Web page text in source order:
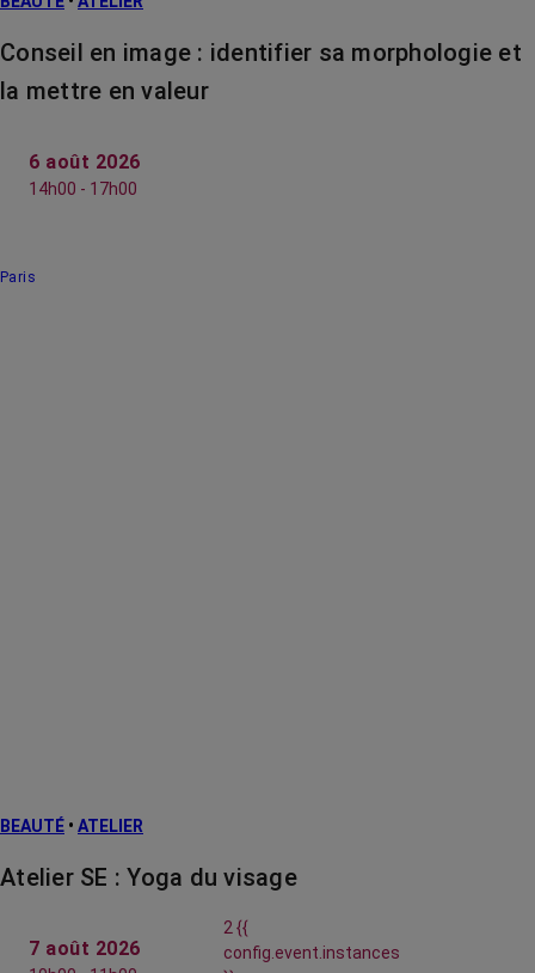
Conseil en image : identifier sa morphologie et
la mettre en valeur
6 août 2026
14h00 - 17h00
Paris
BEAUTÉ • ATELIER
Atelier SE : Yoga du visage
7 août 2026
2 {{
config.event.instances